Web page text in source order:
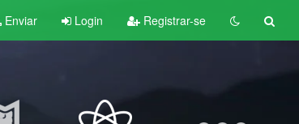
Enviar Login Registrar-se